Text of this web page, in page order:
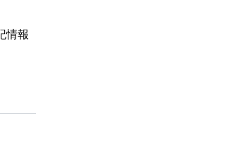
情報